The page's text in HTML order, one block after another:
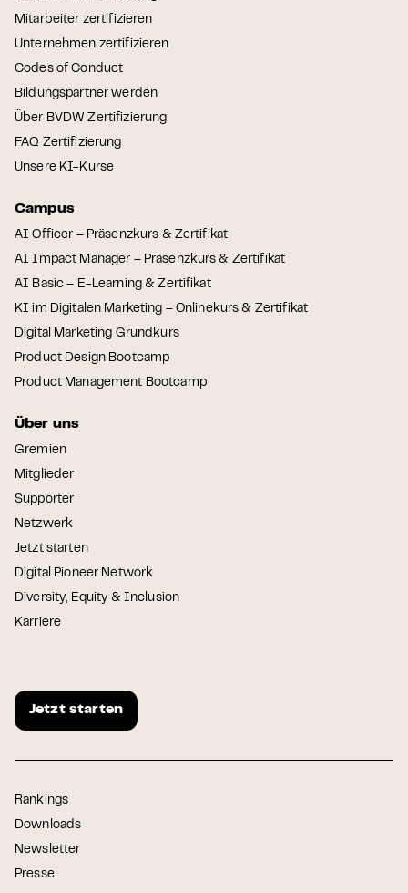
Mitarbeiter zertifizieren
Unternehmen zertifizieren
Codes of Conduct
Bildungspartner werden
Über BVDW Zertifizierung
FAQ Zertifizierung
Unsere KI-Kurse
Campus
AI Officer – Präsenzkurs & Zertifikat
AI Impact Manager – Präsenzkurs & Zertifikat
AI Basic – E-Learning & Zertifikat
KI im Digitalen Marketing – Onlinekurs & Zertifikat
Digital Marketing Grundkurs
Product Design Bootcamp
Product Management Bootcamp
Über uns
Gremien
Mitglieder
Supporter
Netzwerk
Jetzt starten
Digital Pioneer Network
Diversity, Equity & Inclusion
Karriere
Jetzt starten
Rankings
Downloads
Newsletter
Presse